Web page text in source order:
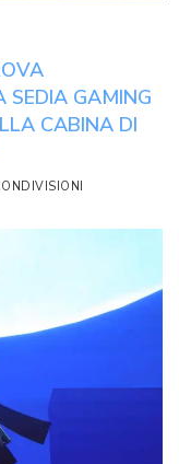
SEDIA GAMING
CABINA DI